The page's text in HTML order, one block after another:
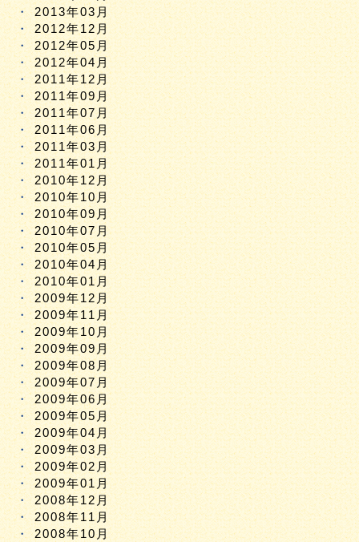
2013年03月
2012年12月
2012年05月
2012年04月
2011年12月
2011年09月
2011年07月
2011年06月
2011年03月
2011年01月
2010年12月
2010年10月
2010年09月
2010年07月
2010年05月
2010年04月
2010年01月
2009年12月
2009年11月
2009年10月
2009年09月
2009年08月
2009年07月
2009年06月
2009年05月
2009年04月
2009年03月
2009年02月
2009年01月
2008年12月
2008年11月
2008年10月